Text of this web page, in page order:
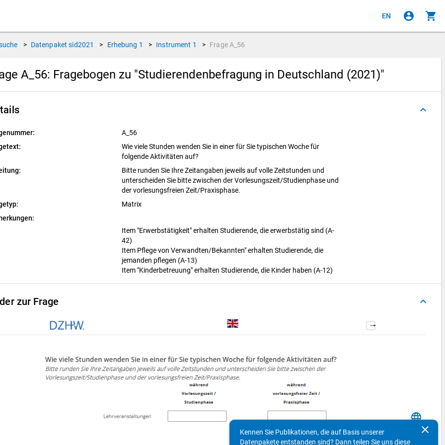
EN account_circle shopping_cart
> Datenpaket sid2021 > Erhebung 1 > Instrument 1 > Frage A_56
A_56: Fragebogen zu "Studierendenbefragung in Deutschland (2021)"
keyboard_arrow_up
A_56
Wie viele Stunden wenden Sie in einer für Sie typischen Woche für
folgende Aktivitäten auf?
Bitte runden Sie Ihre Zeitangaben jeweils auf volle Zeitstunden und
unterscheiden Sie bitte zwischen der Vorlesungszeit/Studienphase und
der vorlesungsfreien Zeit/Praxisphase.
Matrix
Item "Erwerbstätigkeit" erhalten Studierende, die erwerbstätig sind (A-
42)
Item Pflege von Verwandten/Bekannten" erhalten Studierende, die
jemanden pflegen (A-13)
Item "Kinderbetreuung" erhalten Studierende, die Kinder haben (A-12)
zur Frage keyboard_arrow_up
language
clear
Kennen Sie Publikationen, die auf Basis unserer
Datenpakete entstanden sind? Dann teilen Sie uns diese